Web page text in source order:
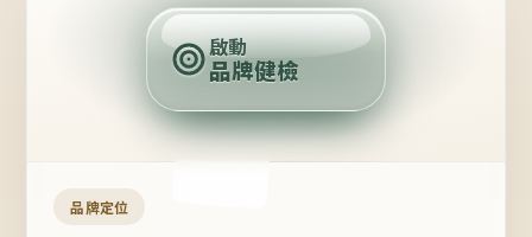
定
位
點
啟動
品牌健檢
品牌定位